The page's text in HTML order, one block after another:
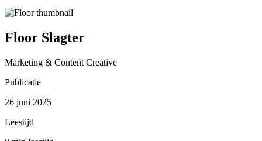
Floor Slagter
Marketing & Content Creative
Publicatie
26 juni 2025
Leestijd